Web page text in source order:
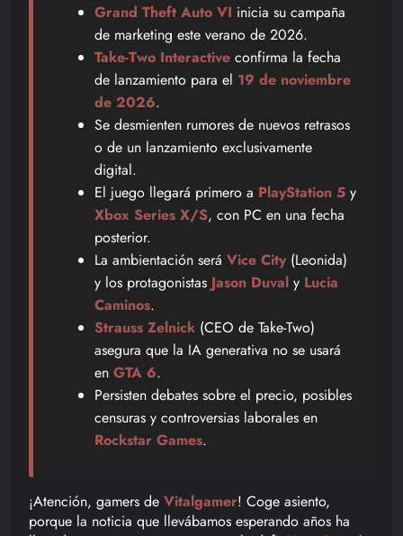
Grand Theft Auto VI inicia su campaña
de marketing este verano de 2026.
Take-Two Interactive confirma la fecha
de lanzamiento para el 19 de noviembre
de 2026.
Se desmienten rumores de nuevos retrasos
o de un lanzamiento exclusivamente
digital.
El juego llegará primero a PlayStation 5 y
Xbox Series X/S, con PC en una fecha
posterior.
La ambientación será Vice City (Leonida)
y los protagonistas Jason Duval y Lucia
Caminos.
Strauss Zelnick (CEO de Take-Two)
asegura que la IA generativa no se usará
en GTA 6.
Persisten debates sobre el precio, posibles
censuras y controversias laborales en
Rockstar Games.
¡Atención, gamers de Vitalgamer! Coge asiento,
porque la noticia que llevábamos esperando años ha